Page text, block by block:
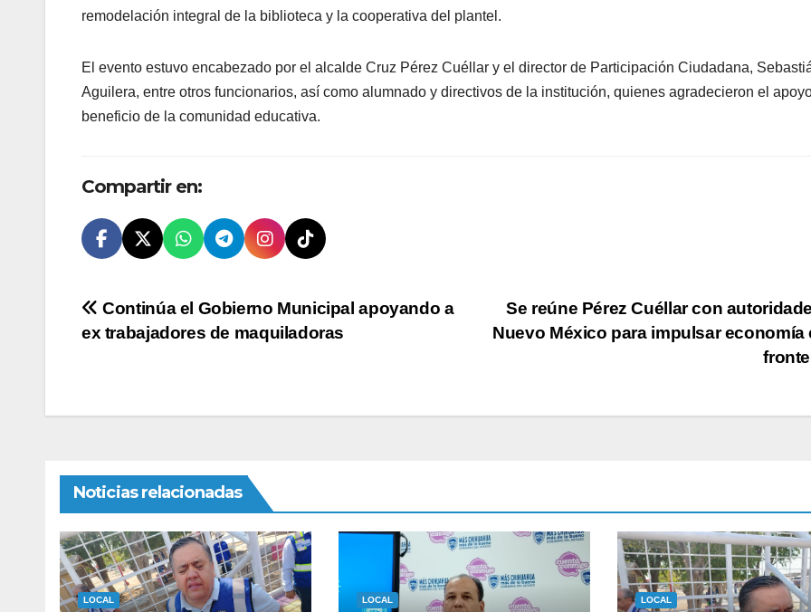
remodelación integral de la biblioteca y la cooperativa del plantel.
El evento estuvo encabezado por el alcalde Cruz Pérez Cuéllar y el director de Participación Ciudadana,
Aguilera, entre otros funcionarios, así como alumnado y directivos de la institución, quienes agradecieron el
beneficio de la comunidad educativa.
Compartir en:
Navegación
Se reúne Pérez Cuéllar con
Nuevo México para impulsar economía
Continúa el Gobierno Municipal apoyando a
ex trabajadores de maquiladoras
Noticias relacionadas
LOCAL LOCAL LOCAL